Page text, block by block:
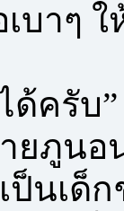
บาๆ
ด้ครับ
ยภูน
ป็นเด็